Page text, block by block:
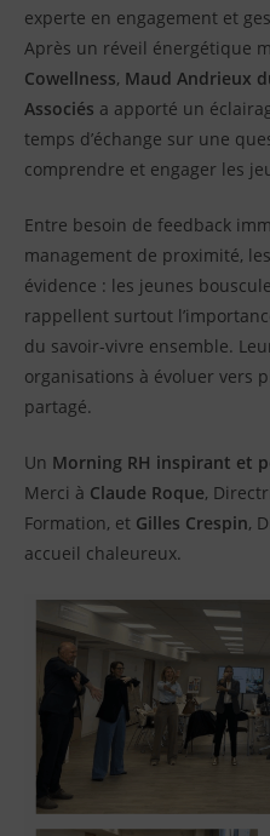
experte en engagement et
Après un réveil énergétique
Cowellness, Maud Andrieux
Associés a apporté un
temps d’échange sur une
comprendre et engager les
Entre besoin de feedback
management de proximité,
évidence : les jeunes
rappellent surtout
du savoir-vivre ensemble.
organisations à évoluer vers
partagé.
Un Morning RH inspirant et
Merci à Claude Roque,
Formation, et Gilles Crespin,
accueil chaleureux.